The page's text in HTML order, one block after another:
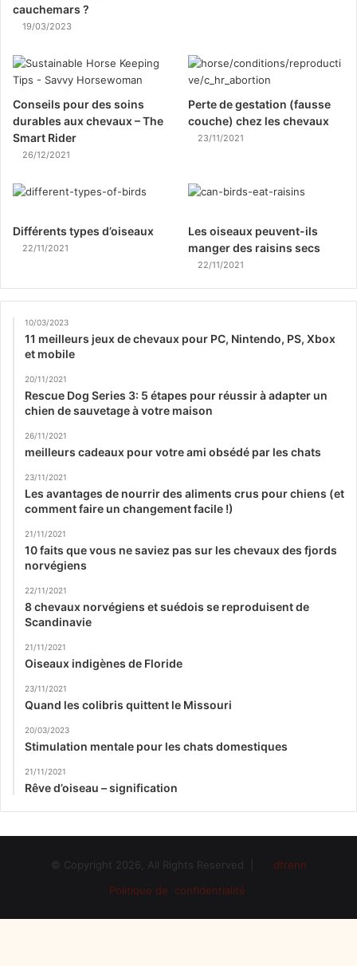
cauchemars ?
19/03/2023
Conseils pour des soins
durables aux chevaux – The
Smart Rider
26/12/2021
Perte de gestation (fausse
couche) chez les chevaux
23/11/2021
Différents types d’oiseaux
22/11/2021
Les oiseaux peuvent-ils
manger des raisins secs
22/11/2021
10/03/2023
11 meilleurs jeux de chevaux pour PC, Nintendo, PS, Xbox
et mobile
20/11/2021
Rescue Dog Series 3: 5 étapes pour réussir à adapter un
chien de sauvetage à votre maison
26/11/2021
meilleurs cadeaux pour votre ami obsédé par les chats
23/11/2021
Les avantages de nourrir des aliments crus pour chiens (et
comment faire un changement facile !)
21/11/2021
10 faits que vous ne saviez pas sur les chevaux des fjords
norvégiens
22/11/2021
8 chevaux norvégiens et suédois se reproduisent de
Scandinavie
21/11/2021
Oiseaux indigènes de Floride
23/11/2021
Quand les colibris quittent le Missouri
20/03/2023
Stimulation mentale pour les chats domestiques
21/11/2021
Rêve d’oiseau – signification
© Copyright 2026, All Rights Reserved |
dtrenn
Politique de confidentialité